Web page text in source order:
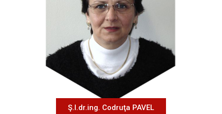
Ş.l.dr.ing. Codruţa PAVEL